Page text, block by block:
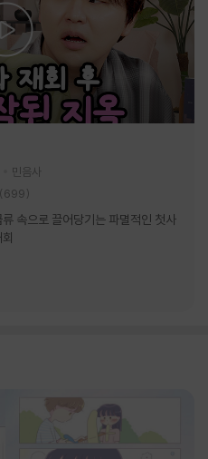
민음사
(699)
속으로 끌어당기는 파멸적인 첫사